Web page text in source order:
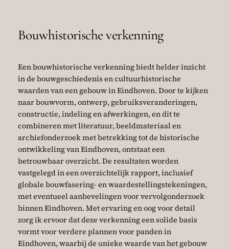
Bouwhistorische verkenning
Een bouwhistorische verkenning biedt helder inzicht
in de bouwgeschiedenis en cultuurhistorische
waarden van een gebouw in Eindhoven. Door te kijken
naar bouwvorm, ontwerp, gebruiksveranderingen,
constructie, indeling en afwerkingen, en dit te
combineren met literatuur, beeldmateriaal en
archiefonderzoek met betrekking tot de historische
ontwikkeling van Eindhoven, ontstaat een
betrouwbaar overzicht. De resultaten worden
vastgelegd in een overzichtelijk rapport, inclusief
globale bouwfasering- en waardestellingstekeningen,
met eventueel aanbevelingen voor vervolgonderzoek
binnen Eindhoven. Met ervaring en oog voor detail
zorg ik ervoor dat deze verkenning een solide basis
vormt voor verdere plannen voor panden in
Eindhoven, waarbij de unieke waarde van het gebouw